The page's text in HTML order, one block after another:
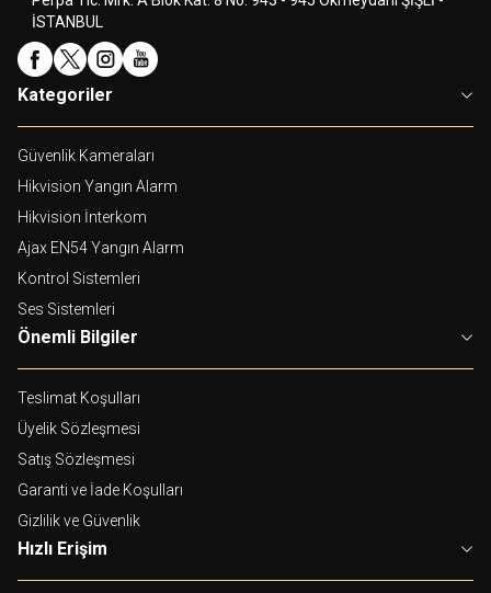
İSTANBUL
Kategoriler
Güvenlik Kameraları
Hikvision Yangın Alarm
Hikvision İnterkom
Ajax EN54 Yangın Alarm
Kontrol Sistemleri
Ses Sistemleri
Önemli Bilgiler
Teslimat Koşulları
Üyelik Sözleşmesi
Satış Sözleşmesi
Garanti ve İade Koşulları
Gizlilik ve Güvenlik
Hızlı Erişim